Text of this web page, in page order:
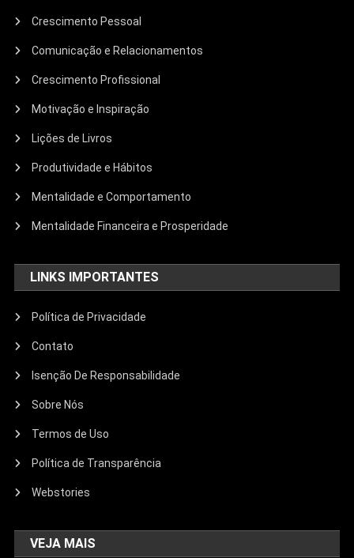
Crescimento Pessoal
Comunicação e Relacionamentos
Crescimento Profissional
Motivação e Inspiração
Lições de Livros
Produtividade e Hábitos
Mentalidade e Comportamento
Mentalidade Financeira e Prosperidade
LINKS IMPORTANTES
Política de Privacidade
Contato
Isenção De Responsabilidade
Sobre Nós
Termos de Uso
Política de Transparência
Webstories
VEJA MAIS